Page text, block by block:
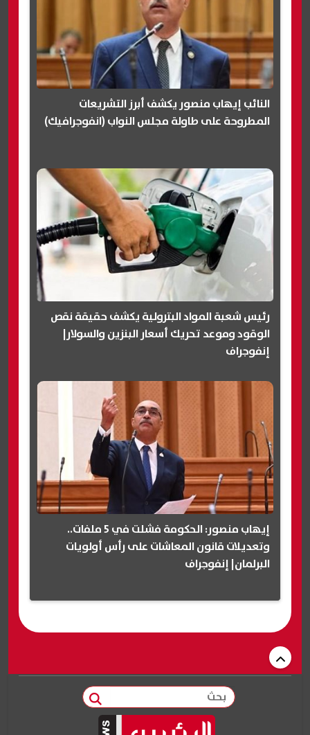
النائب إيهاب منصور يكشف أبرز التشريعات
المطروحة على طاولة مجلس النواب (انفوجرافيك)
رئيس شعبة المواد البترولية يكشف حقيقة نقص
الوقود وموعد تحريك أسعار البنزين والسولار|
إنفوجراف
إيهاب منصور: الحكومة فشلت في 5 ملفات..
وتعديلات قانون المعاشات على رأس أولويات
البرلمان| إنفوجراف
بحث